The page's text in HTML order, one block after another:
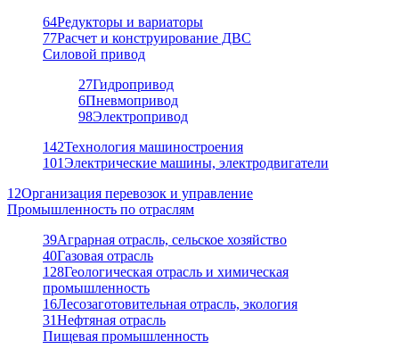
64Редукторы и вариаторы
77Расчет и конструирование ДВС
Силовой привод
27Гидропривод
6Пневмопривод
98Электропривод
142Технология машиностроения
101Электрические машины, электродвигатели
12Организация перевозок и управление
Промышленность по отраслям
39Аграрная отрасль, сельское хозяйство
40Газовая отрасль
128Геологическая отрасль и химическая
промышленность
16Лесозаготовительная отрасль, экология
31Нефтяная отрасль
Пищевая промышленность